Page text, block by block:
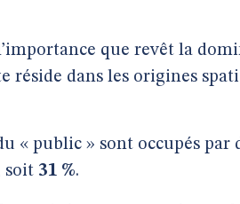
que revêt la
réside dans les origines
« public » sont occupés
soit 31 %.